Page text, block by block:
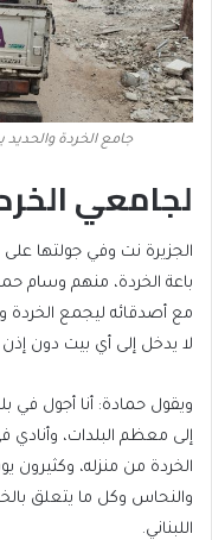
جامع الخردة
لجامعي
الجزيرة نت وفي جولتها على
باعة الخردة، منهم وسام
مع أصدقائه ليجمع الخردة
لا يدخل إلى أي بيت دون
ويقول حمادة: أنا أجول في
إلى معظم البلدات، وأنادي
الخردة من منزله، وكثيرون
والنحاس وكل ما يتعلق
اللبناني.